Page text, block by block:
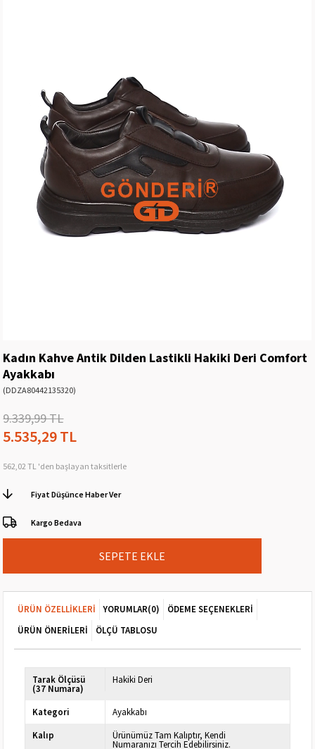
Kadın Kahve Antik Dilden Lastikli Hakiki Deri Comfort
Ayakkabı
(DDZA80442135320)
9.339,99 TL
5.535,29 TL
562,02 TL 'den başlayan taksitlerle
Fiyat Düşünce Haber Ver
Kargo Bedava
ÜRÜN ÖZELLIKLERI YORUMLAR(0)
ÖDEME SEÇENEKLERI
ÜRÜN ÖNERILERI
ÖLÇÜ TABLOSU
Tarak Ölçüsü
(37 Numara)
Hakiki Deri
Kategori
Ayakkabı
Kalıp
Ürünümüz Tam Kalıptır, Kendi
Numaranızı Tercih Edebilirsiniz.